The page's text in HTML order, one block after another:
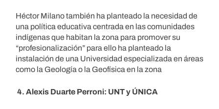
Héctor Milano también ha planteado la necesidad de
una política educativa centrada en las comunidades
indígenas que habitan la zona para promover su
“profesionalización” para ello ha planteado la
instalación de una Universidad especializada en áreas
como la Geología o la Geofísica en la zona
4. Alexis Duarte Perroni: UNT y ÚNICA